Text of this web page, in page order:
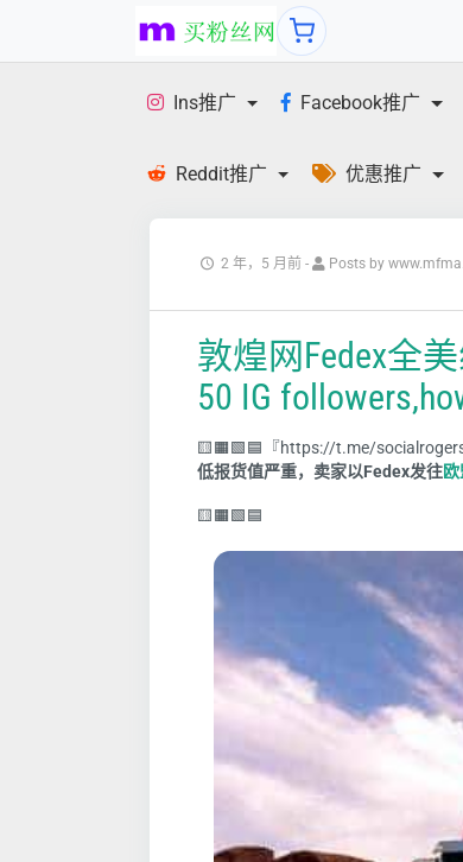
Ins推广 Facebook推广
Reddit推广 优惠推广
2 年，5 月前 - Posts by
敦煌网Fedex全
50 IG
🟨🟧🟩🟦『https://t.me/
低报货值严重，卖家以Fedex发往
🟨🟧🟩🟦